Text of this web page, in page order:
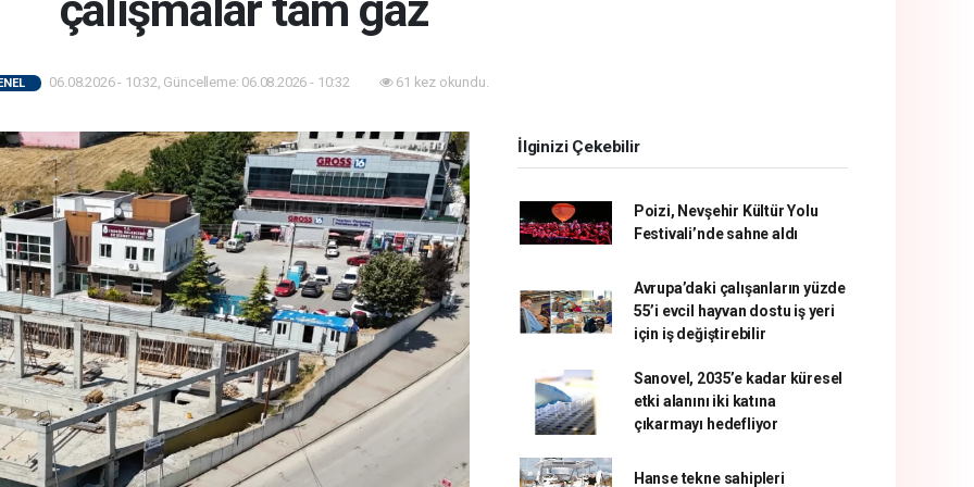
06.08.2026 - 10:32, Güncelleme: 06.08.2026 - 10:32 61 kez okundu.
İlginizi Çekebilir
Poizi, Nevşehir Kültür Yolu
Festivali’nde sahne aldı
Avrupa’daki çalışanların yüzde
55’i evcil hayvan dostu iş yeri
için iş değiştirebilir
Sanovel, 2035’e kadar küresel
etki alanını iki katına
çıkarmayı hedefliyor
Hanse tekne sahipleri